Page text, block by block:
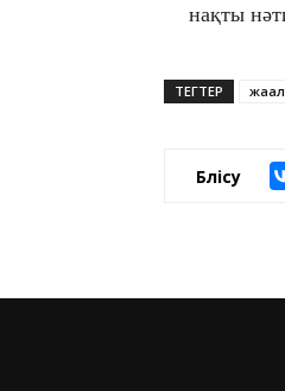
нақты
ТЕГТЕР
Бөлісу